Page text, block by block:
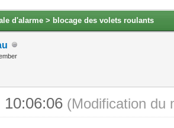
d'alarme > blocage des volets roulants
10:06:06 (Modification du